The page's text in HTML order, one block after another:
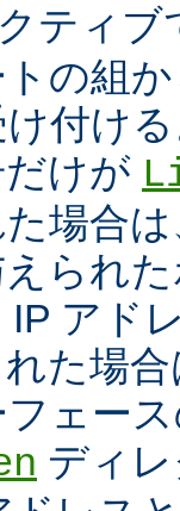
ティブ
の組
付け
けが
場合
られ
IP アド
た場
ェー
ディ